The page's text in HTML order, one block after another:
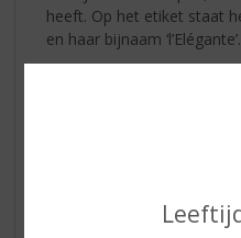
heeft. Op het etiket staat
en haar bijnaam ‘l’Elégante’.